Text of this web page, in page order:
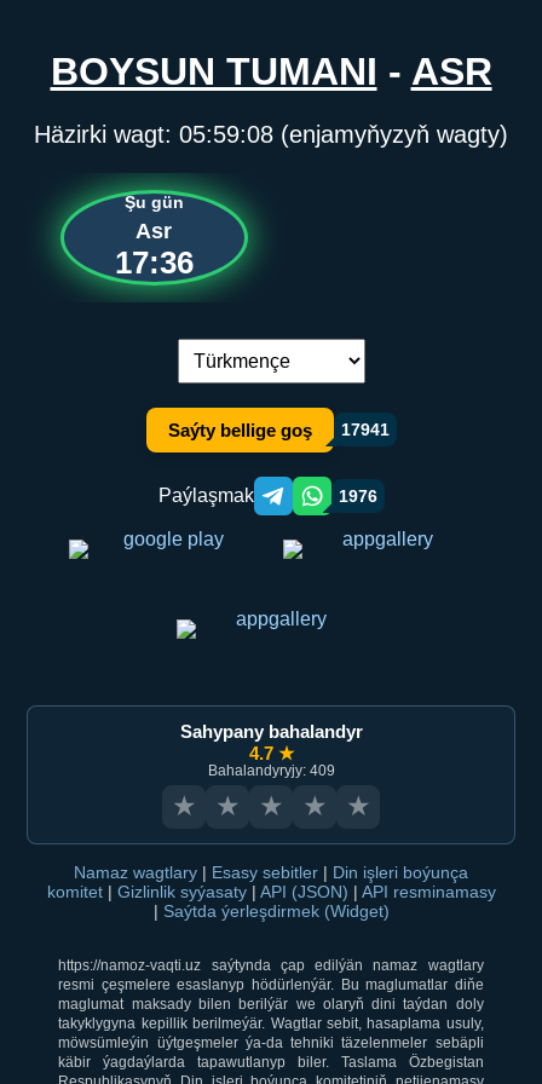
BOYSUN TUMANI - ASR
Häzirki wagt: 05:59:09 (enjamyňyzyň wagty)
Şu gün
Asr
17:36
Dil çalşyryş:
Saýty bellige goş 17941
Paýlaşmak Telegram orqali ulashish
WhatsApp orqali ulashish
1976
Sahypany bahalandyr
4.7 ★
Bahalandyryjy: 409
★ ★ ★ ★ ★
Namaz wagtlary | Esasy sebitler | Din işleri boýunça
komitet | Gizlinlik syýasaty | API (JSON) | API resminamasy
| Saýtda ýerleşdirmek (Widget)
https://namoz-vaqti.uz saýtynda çap edilýän namaz wagtlary
resmi çeşmelere esaslanyp hödürlenýär. Bu maglumatlar diňe
maglumat maksady bilen berilýär we olaryň dini taýdan doly
takyklygyna kepillik berilmeýär. Wagtlar sebit, hasaplama usuly,
möwsümleýin üýtgeşmeler ýa-da tehniki täzelenmeler sebäpli
käbir ýagdaýlarda tapawutlanyp biler. Taslama Özbegistan